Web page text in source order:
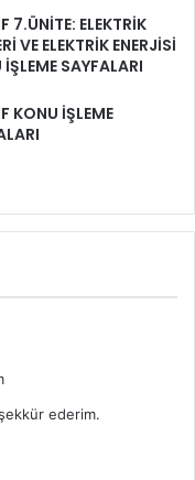
7.ÜNİTE: ELEKTRİK
VE ELEKTRİK ENERJİSİ
SAYFALARI
KONU İŞLEME
ederim.